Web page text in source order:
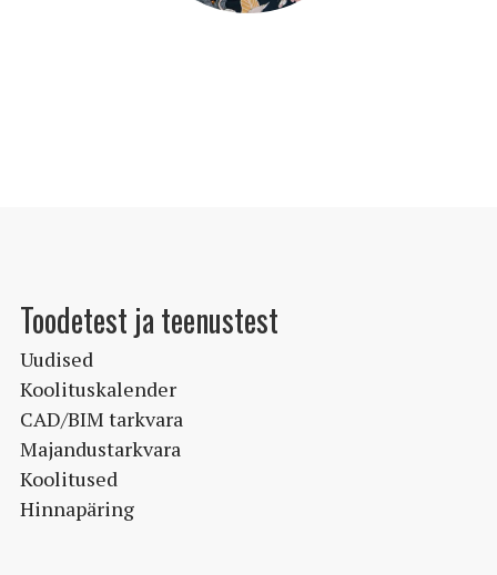
Toodetest ja teenustest
Uudised
Koolituskalender
CAD/BIM tarkvara
Majandustarkvara
Koolitused
Hinnapäring